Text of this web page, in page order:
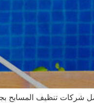
شركات تنظيف المسابح